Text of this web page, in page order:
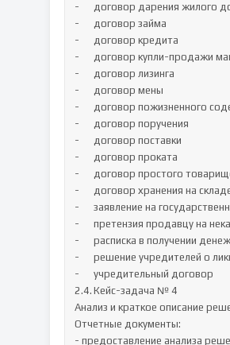
-	договор дарения жилого дома
-	договор займа
-	договор кредита
-	договор купли-продажи машины
-	договор лизинга
-	договор мены
-	договор пожизненного содержания с иждивением
-	договор поручения
-	договор поставки
-	договор проката
-	договор простого товарищества
-	договор хранения на складе
-	заявление на государственную регистрацию права собственности на квартиру
-	претензия продавцу на некачественный товар
-	расписка в получении денежных средств
-	решение учредителей о ликвидации юридического лица
-	учредительный договор
2.4.	Кейс-задача № 4
Анализ и краткое описание
Отчетные документы:
- предоставление анализа